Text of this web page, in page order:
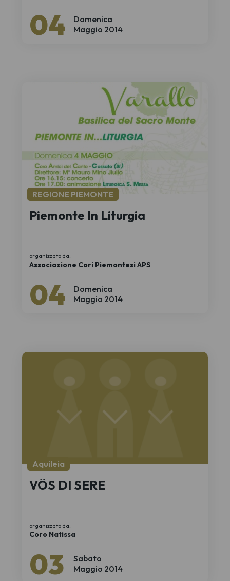
Domenica
04 Maggio 2014
Domenica
04 Maggio 2014
REGIONE PIEMONTE
Piemonte In Liturgia
organizzato da:
Associazione Cori Piemontesi APS
Sabato
03 Maggio 2014
Aquileia
VÔS DI SERE
organizzato da:
Coro Natissa